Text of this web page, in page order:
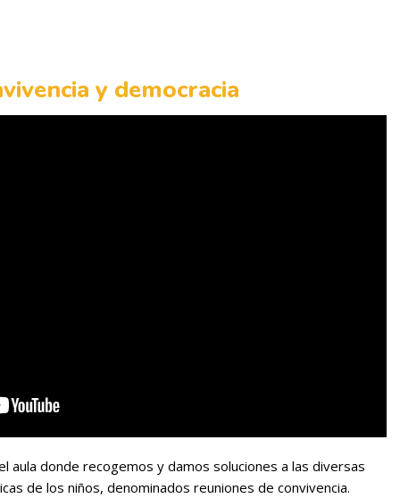
y democracia
aula donde recogemos y damos soluciones a las diversas
de los niños, denominados reuniones de convivencia.